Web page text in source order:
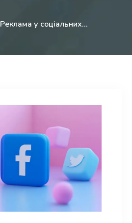
Реклама у соціальних…